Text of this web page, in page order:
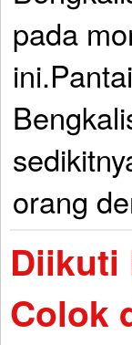
pada
orang
Diikuti
Colok